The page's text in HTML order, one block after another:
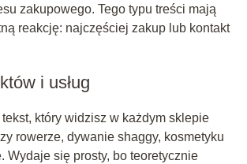
zakupowego. Tego typu treści mają
reakcję: najczęściej zakup lub kontakt
i usług
który widzisz w każdym sklepie
rowerze, dywanie shaggy, kosmetyku
Wydaje się prosty, bo teoretycznie